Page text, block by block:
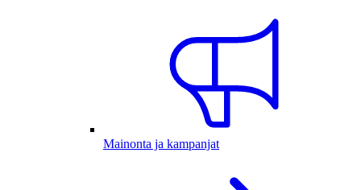
Mainonta ja kampanjat